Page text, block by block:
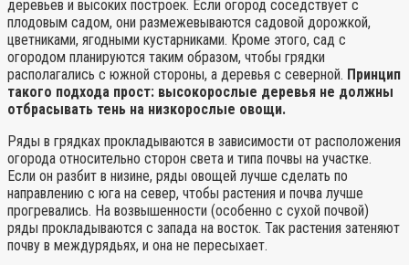
деревьев и высоких построек. Если огород соседствует с
плодовым садом, они размежевываются садовой дорожкой,
цветниками, ягодными кустарниками. Кроме этого, сад с
огородом планируются таким образом, чтобы грядки
располагались с южной стороны, а деревья с северной. Принцип
такого подхода прост: высокорослые деревья не должны
отбрасывать тень на низкорослые овощи.
Ряды в грядках прокладываются в зависимости от расположения
огорода относительно сторон света и типа почвы на участке.
Если он разбит в низине, ряды овощей лучше сделать по
направлению с юга на север, чтобы растения и почва лучше
прогревались. На возвышенности (особенно с сухой почвой)
ряды прокладываются с запада на восток. Так растения затеняют
почву в междурядьях, и она не пересыхает.